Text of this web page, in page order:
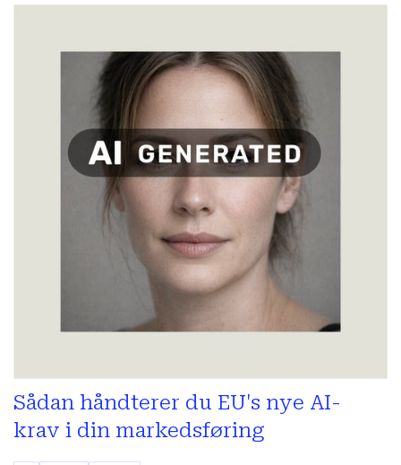
Sådan håndterer du EU's nye AI-
krav i din markedsføring